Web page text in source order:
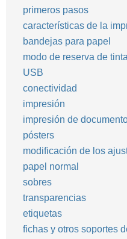
primeros pasos
características de la
bandejas para papel
modo de reserva de tinta
USB
conectividad
impresión
impresión de
pósters
modificación de los
papel normal
sobres
transparencias
etiquetas
fichas y otros soportes